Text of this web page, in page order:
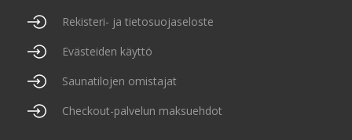
Rekisteri- ja tietosuojaseloste
Evästeiden käyttö
Saunatilojen omistajat
Checkout-palvelun maksuehdot